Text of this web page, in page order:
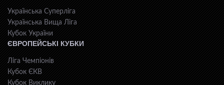
Українська Суперліга
Українська Вища Ліга
Кубок України
ЄВРОПЕЙСЬКІ КУБКИ
Ліга Чемпіонів
Кубок ЄКВ
Кубок Виклику